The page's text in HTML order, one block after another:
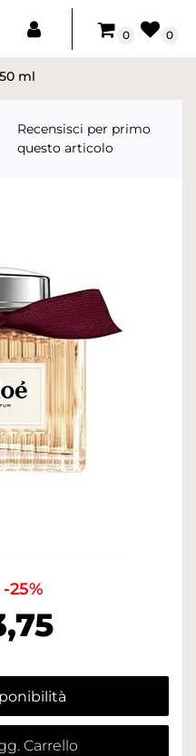
0 0
ml
Recensisci per primo
questo articolo
-25%
Carrello